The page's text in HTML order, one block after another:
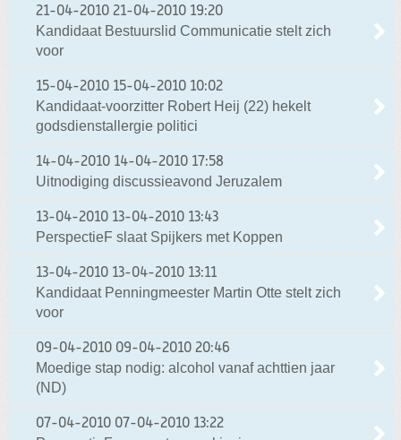
21-04-2010 21-04-2010 19:20
Kandidaat Bestuurslid Communicatie stelt zich
voor
15-04-2010 15-04-2010 10:02
Kandidaat-voorzitter Robert Heij (22) hekelt
godsdienstallergie politici
14-04-2010 14-04-2010 17:58
Uitnodiging discussieavond Jeruzalem
13-04-2010 13-04-2010 13:43
PerspectieF slaat Spijkers met Koppen
13-04-2010 13-04-2010 13:11
Kandidaat Penningmeester Martin Otte stelt zich
voor
09-04-2010 09-04-2010 20:46
Moedige stap nodig: alcohol vanaf achttien jaar
(ND)
07-04-2010 07-04-2010 13:22